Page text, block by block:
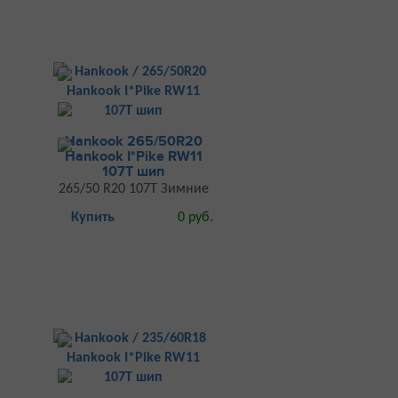
Hankook 265/50R20
Hankook I*Pike RW11
107T шип
265/50 R20 107T Зимние
Купить
0 руб.